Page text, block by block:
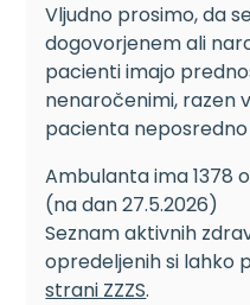
Vljudno prosimo, da
dogovorjenem ali
pacienti imajo
nenaročenimi, razen
pacienta
Ambulanta ima 1378
(na dan 27.5.2026)
Seznam aktivnih
opredeljenih si lahko
strani ZZZS.